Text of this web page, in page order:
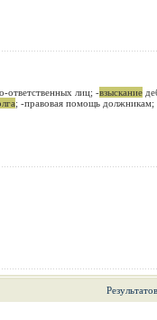
ответственных лиц; -взыскание
; -правовая помощь должникам;